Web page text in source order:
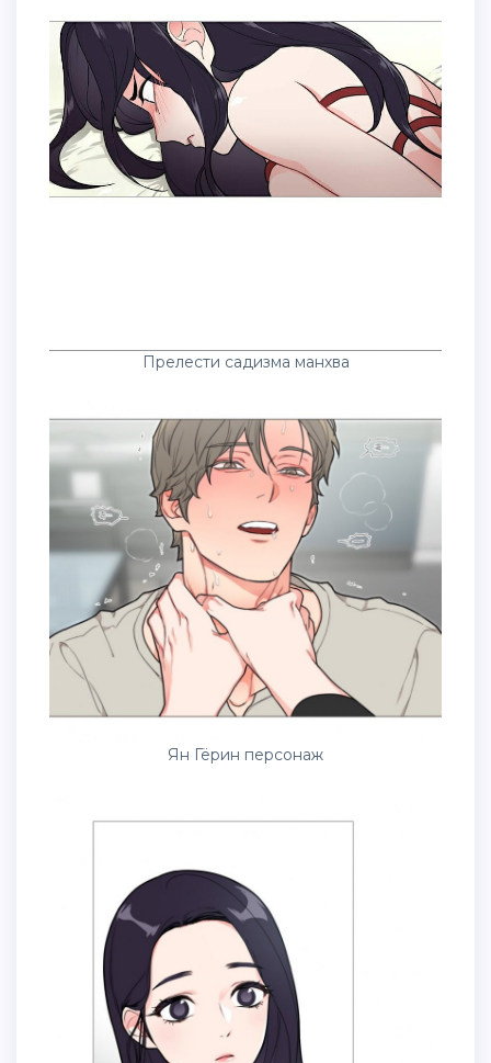
Прелести садизма манхва
Ян Гёрин персонаж